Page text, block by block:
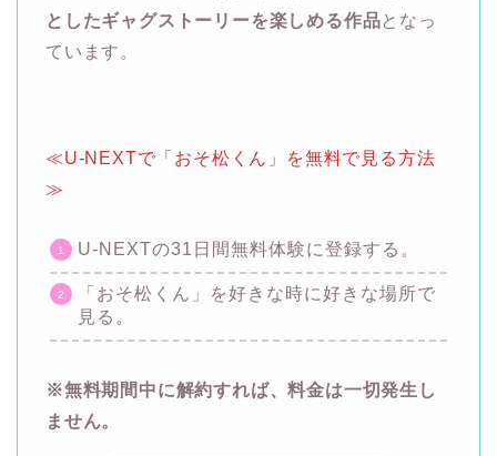
としたギャグストーリーを楽しめる作品となっ
ています。
≪U-NEXTで「おそ松くん」を無料で見る方法
≫
U-NEXTの31日間無料体験に登録する。
「おそ松くん」を好きな時に好きな場所で
見る。
※無料期間中に解約すれば、料金は一切発生し
ません。